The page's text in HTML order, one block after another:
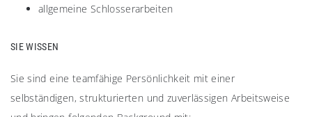
allgemeine Schlosserarbeiten
SIE WISSEN
Sie sind eine teamfähige Persönlichkeit mit einer
selbständigen, strukturierten und zuverlässigen Arbeitsweise